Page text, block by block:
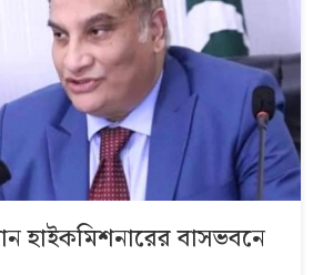
হাইকমিশনারের বাসভবনে